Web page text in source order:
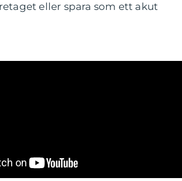
eller spara som ett akut